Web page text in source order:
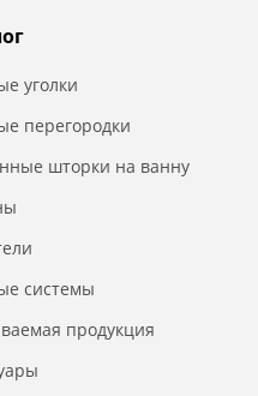
уголки
перегородки
шторки на ванну
системы
продукция